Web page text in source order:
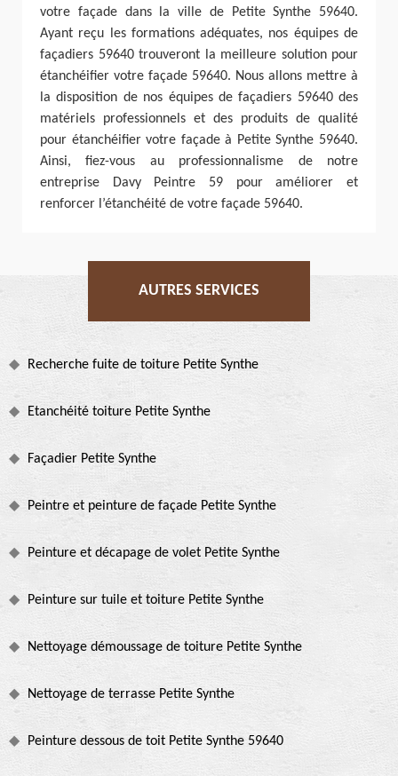
votre façade dans la ville de Petite Synthe 59640.
Ayant reçu les formations adéquates, nos équipes de
façadiers 59640 trouveront la meilleure solution pour
étanchéifier votre façade 59640. Nous allons mettre à
la disposition de nos équipes de façadiers 59640 des
matériels professionnels et des produits de qualité
pour étanchéifier votre façade à Petite Synthe 59640.
Ainsi, fiez-vous au professionnalisme de notre
entreprise Davy Peintre 59 pour améliorer et
renforcer l’étanchéité de votre façade 59640.
AUTRES SERVICES
Recherche fuite de toiture Petite Synthe
Etanchéité toiture Petite Synthe
Façadier Petite Synthe
Peintre et peinture de façade Petite Synthe
Peinture et décapage de volet Petite Synthe
Peinture sur tuile et toiture Petite Synthe
Nettoyage démoussage de toiture Petite Synthe
Nettoyage de terrasse Petite Synthe
Peinture dessous de toit Petite Synthe 59640